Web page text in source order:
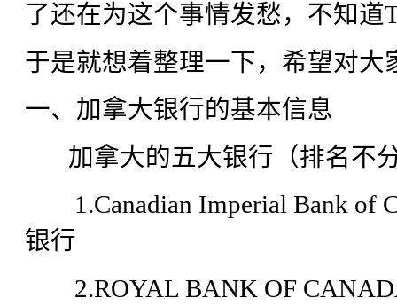
了还在为这个事情发愁，不知
于是就想着整理一下，希望对大
一、加拿大银行的基本信息
加拿大的五大银行（排名不
1.Canadian Imperial Bank of
银行
2.ROYAL BANK OF